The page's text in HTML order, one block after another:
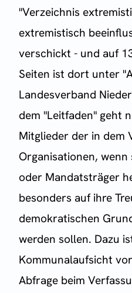
"Verzeichnis
extremistisch
verschickt - und auf
Seiten ist dort unter
Landesverband
dem "Leitfaden" geht
Mitglieder der in dem
Organisationen,
oder Mandatsträger
besonders auf ihre
demokratischen
werden sollen. Dazu
Kommunalaufsicht
Abfrage beim